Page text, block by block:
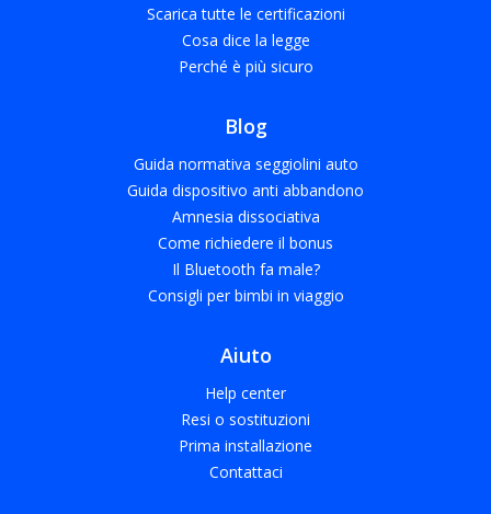
Scarica tutte le certificazioni
Cosa dice la legge
Perché è più sicuro
Blog
Guida normativa seggiolini auto
Guida dispositivo anti abbandono
Amnesia dissociativa
Come richiedere il bonus
Il Bluetooth fa male?
Consigli per bimbi in viaggio
Aiuto
Help center
Resi o sostituzioni
Prima installazione
Contattaci